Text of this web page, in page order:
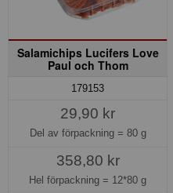
Salamichips Lucifers Love
Paul och Thom
179153
29,90 kr
Del av förpackning = 80 g
358,80 kr
Hel förpackning = 12*80 g